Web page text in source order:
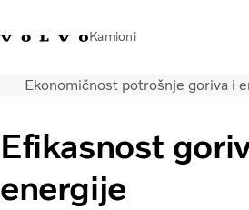
Kamioni
Volvo Trucks Bosna i
Prodavaonica
Kamioni
Ekonomičnost potrošnje goriva i
Efikasnost
energije